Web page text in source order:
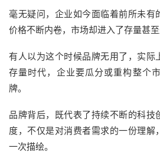
毫无疑问，企业如今面临着前所未有
价格不断内卷，市场却进入了存量甚至
有人以为这个时候品牌无用了，实际
存量时代，企业要瓜分或重构整个
牌。
品牌背后，既代表了持续不断的科技
度，不仅是对消费者需求的一份理解
一次描绘。